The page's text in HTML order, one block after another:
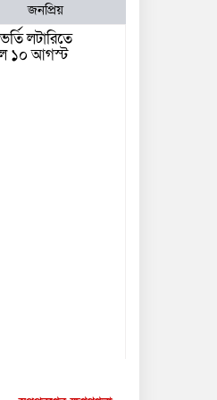
জনপ্রিয়
লটারিতে
১০ আগস্ট